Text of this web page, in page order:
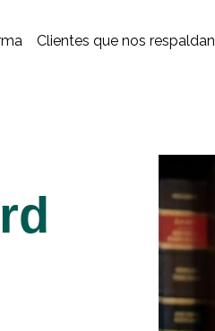
Clientes que nos respaldan